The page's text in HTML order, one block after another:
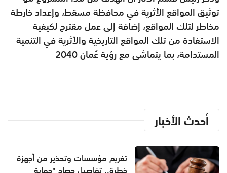
توثيق المواقع الأثرية في محافظة مسقط، وإعداد خارطة
مخاطر لتلك المواقع، إضافة إلى عمل مقترح لكيفية
الاستفادة من تلك المواقع التاريخية والأثرية في التنمية
المستدامة، بما يتماشى مع رؤية عُمان 2040
أحدث الأخبار
تغريم مؤسسات وتحذير من أجهزة